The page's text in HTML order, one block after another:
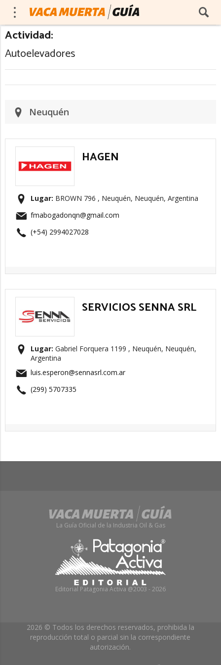
Actividad:
Autoelevadores
Neuquén
HAGEN
Lugar: BROWN 796 , Neuquén, Neuquén, Argentina
fmabogadonqn@gmail.com
(+54) 2994027028
SERVICIOS SENNA SRL
Lugar: Gabriel Forquera 1199 , Neuquén, Neuquén,
Argentina
luis.esperon@sennasrl.com.ar
(299) 5707335
La Guía Oficial de la Industria Oil & Gas
Editorial Patagonia Activa @2003 - 2026
2026 © Todos los derechos reservados, prohibida la
reproducción total o parcial sin la correspondiente
autorización.